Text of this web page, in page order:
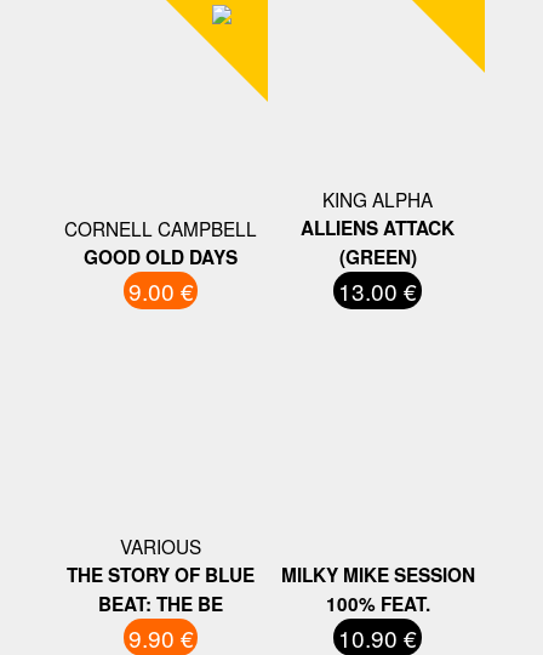
CORNELL CAMPBELL
GOOD OLD DAYS
9.00 €
KING ALPHA
ALLIENS ATTACK
(GREEN)
13.00 €
VARIOUS
THE STORY OF BLUE
BEAT: THE BE
9.90 €
MILKY MIKE SESSION
100% FEAT.
10.90 €